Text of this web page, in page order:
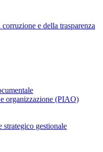
e della trasparenza
organizzazione (PIAO)
gestionale